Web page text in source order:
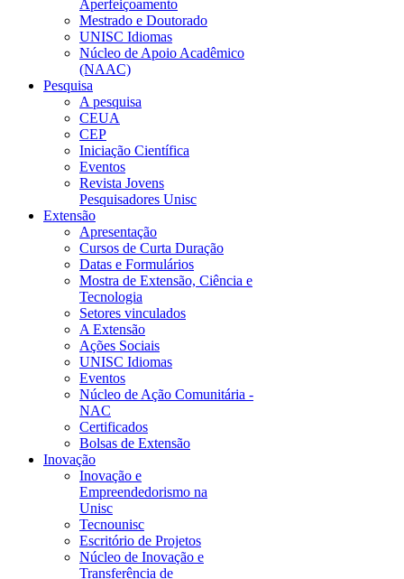
Aperfeiçoamento
Mestrado e Doutorado
UNISC Idiomas
Núcleo de Apoio Acadêmico
(NAAC)
Pesquisa
A pesquisa
CEUA
CEP
Iniciação Científica
Eventos
Revista Jovens
Pesquisadores Unisc
Extensão
Apresentação
Cursos de Curta Duração
Datas e Formulários
Mostra de Extensão, Ciência e
Tecnologia
Setores vinculados
A Extensão
Ações Sociais
UNISC Idiomas
Eventos
Núcleo de Ação Comunitária -
NAC
Certificados
Bolsas de Extensão
Inovação
Inovação e
Empreendedorismo na
Unisc
Tecnounisc
Escritório de Projetos
Núcleo de Inovação e
Transferência de